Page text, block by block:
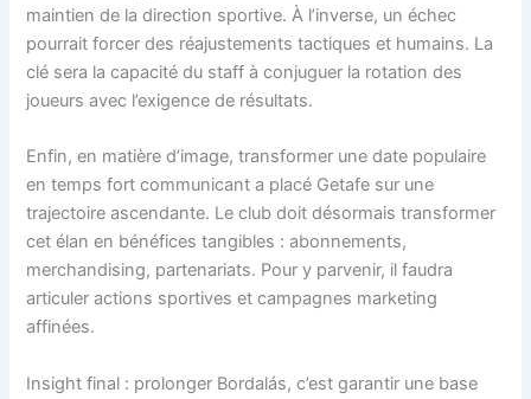
maintien de la direction sportive. À l’inverse, un échec
pourrait forcer des réajustements tactiques et humains. La
clé sera la capacité du staff à conjuguer la rotation des
joueurs avec l’exigence de résultats.
Enfin, en matière d’image, transformer une date populaire
en temps fort communicant a placé Getafe sur une
trajectoire ascendante. Le club doit désormais transformer
cet élan en bénéfices tangibles : abonnements,
merchandising, partenariats. Pour y parvenir, il faudra
articuler actions sportives et campagnes marketing
affinées.
Insight final : prolonger Bordalás, c’est garantir une base